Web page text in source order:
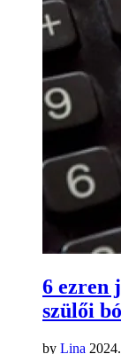
6 ezren
szülői
by Lina